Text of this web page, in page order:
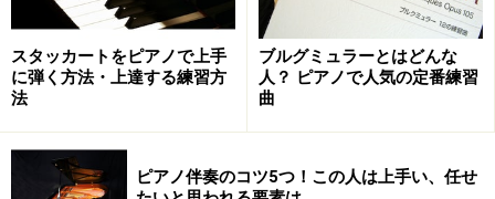
のです。
■実際に聞き比べてみましょう！
太田胃散のCMでお馴染みのショパン作曲「前奏曲」第7
番を、3人のピアニストで聞き比べてみましょう。1分足
スタッカートをピアノで上手
に弾く方法・上達する練習方
法
ブルグミュラーとはどんな
人？ ピアノで人気の定番練習
曲
ピアノ伴奏のコツ5つ！この人は上手い、任せ